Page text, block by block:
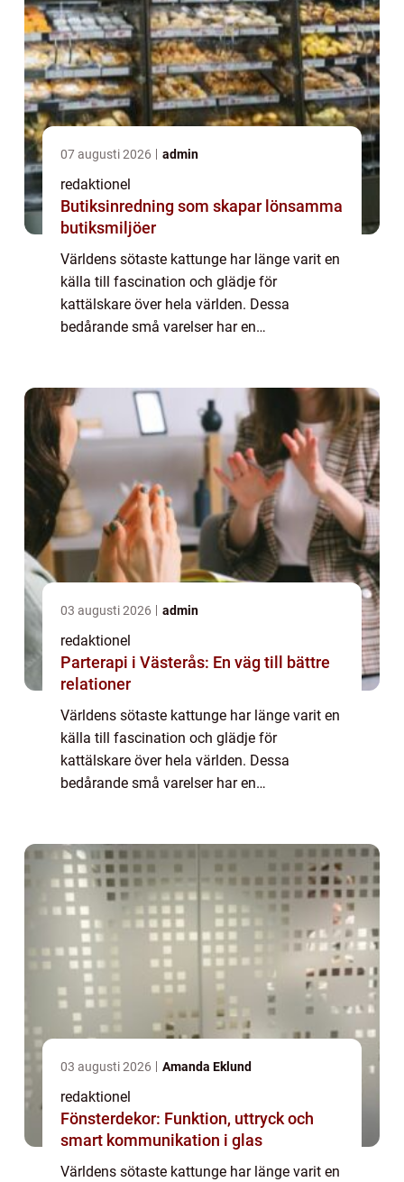
07 augusti 2026 admin
redaktionel
Butiksinredning som skapar lönsamma
butiksmiljöer
Världens sötaste kattunge har länge varit en
källa till fascination och glädje för
kattälskare över hela världen. Dessa
bedårande små varelser har en
tillhör. I ...
03 augusti 2026 admin
redaktionel
Parterapi i Västerås: En väg till bättre
relationer
Världens sötaste kattunge har länge varit en
källa till fascination och glädje för
kattälskare över hela världen. Dessa
bedårande små varelser har en
tillhör. I ...
03 augusti 2026 Amanda Eklund
redaktionel
Fönsterdekor: Funktion, uttryck och
smart kommunikation i glas
Världens sötaste kattunge har länge varit en